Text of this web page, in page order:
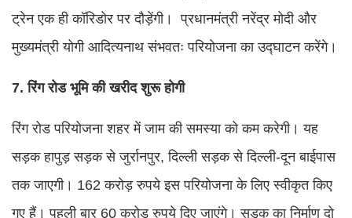
ट्रेन एक ही कॉरिडोर पर दौड़ेंगी। प्रधानमंत्री नरेंद्र मोदी और
मुख्यमंत्री योगी आदित्यनाथ संभवतः परियोजना का उद्घाटन करेंगे।
7. रिंग रोड भूमि की खरीद शुरू होगी
रिंग रोड परियोजना शहर में जाम की समस्या को कम करेगी। यह
सड़क हापुड़ सड़क से जुर्रानपुर, दिल्ली सड़क से दिल्ली-दून बाईपास
तक जाएगी। 162 करोड़ रुपये इस परियोजना के लिए स्वीकृत किए
गए हैं। पहली बार 60 करोड़ रुपये दिए जाएंगे। सड़क का निर्माण दो